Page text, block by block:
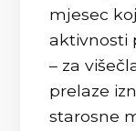
mjesec
aktivnosti
– za
prelaze
starosne